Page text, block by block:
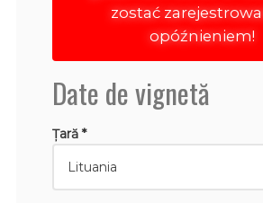
zostać
opóźnieniem!
Date de vignetă
Țară *